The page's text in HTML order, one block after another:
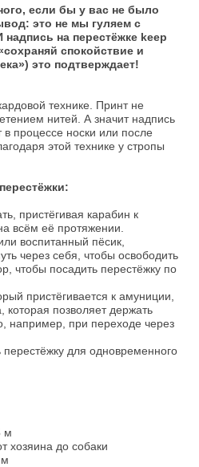
если бы у вас не было
это не мы гуляем с
на перестёжке keep
спокойствие и
это подтверждает!
технике. Принт не
нитей. А значит надпись
в процессе носки или после
этой технике у стропы
пристёгивая карабин к
всём её протяжении.
воспитанный пёсик,
через себя, чтобы освободить
чтобы посадить перестёжку по
пристёгивается к амуниции,
которая позволяет держать
например, при переходе через
для одновременного
м
хозяина до собаки